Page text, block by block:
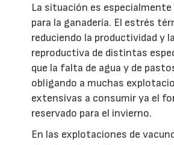
La situación es
para la ganadería. El estrés
reduciendo la productividad y
reproductiva de distintas
que la falta de agua y de
obligando a muchas
extensivas a consumir ya el
reservado para el invierno.
En las explotaciones de